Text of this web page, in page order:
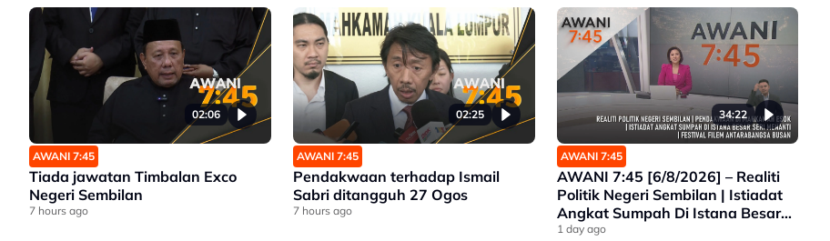
02:06
AWANI 7:45
Tiada jawatan Timbalan Exco
Negeri Sembilan
7 hours ago
02:25
AWANI 7:45
Pendakwaan terhadap Ismail
Sabri ditangguh 27 Ogos
7 hours ago
34:22
AWANI 7:45
AWANI 7:45 [6/8/2026] – Realiti
Politik Negeri Sembilan | Istiadat
Angkat Sumpah Di Istana Besar
Seri Menanti | Pendakwaan Di
1 day ago